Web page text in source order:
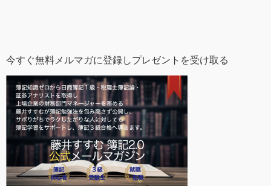
今すぐ無料メルマガに登録しプレゼントを受け取る